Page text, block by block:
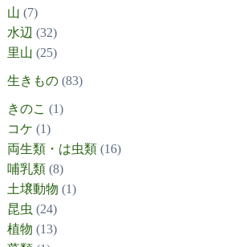
山 (7)
水辺 (32)
里山 (25)
生きもの(83)
きのこ (1)
コケ (1)
両生類・は虫類(16)
哺乳類(8)
土壌動物 (1)
昆虫 (24)
植物 (13)